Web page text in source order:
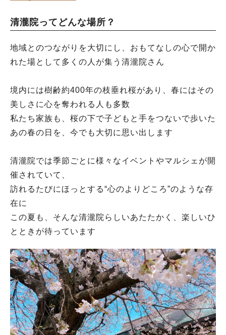
清瀧院ってどんな場所？
地域とのつながりを大切にし、おもてなしの心で開か
れた場として多くの人が集う清瀧院さん
境内には樹齢約400年の枝垂れ桜があり、春にはその
美しさに心を奪われる人も多数
私たち家族も、桜の下で子どもと手をつないで歩いた
あの春の日を、今でも大切に思い出します
清瀧院では季節ごとに様々なイベントやマルシェが開
催されていて、
訪れるたびにほっとする“心のよりどころ”のような存
在に
この夏も、そんな清瀧院らしいあたたかく、楽しいひ
とときが待っています